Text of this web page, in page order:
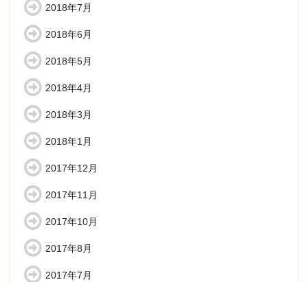
2018年7月
2018年6月
2018年5月
2018年4月
2018年3月
2018年1月
2017年12月
2017年11月
2017年10月
2017年8月
2017年7月